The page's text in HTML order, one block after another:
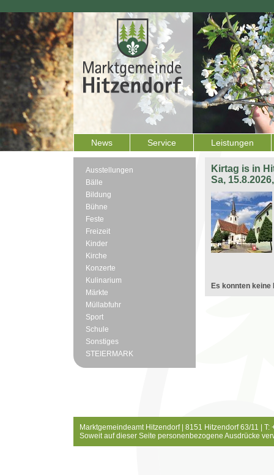
News Service Leistungen
Ausstellungen
Bälle
Bildung
Bühne
Feste
Freizeit
Kinder
Kirche
Konzerte
Kulinarium
Märkte
Müllabfuhr
Sport
Schule
Sonstiges
STEIERMARK
Kirtag is in
Sa,
Es konnten keine
Marktgemeindeamt Hitzendorf | 8151 Hitzendorf 63/11 |
Soweit auf dieser Seite personenbezogene Ausdrücke